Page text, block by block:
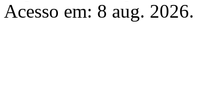
Acesso em: 8 aug. 2026.